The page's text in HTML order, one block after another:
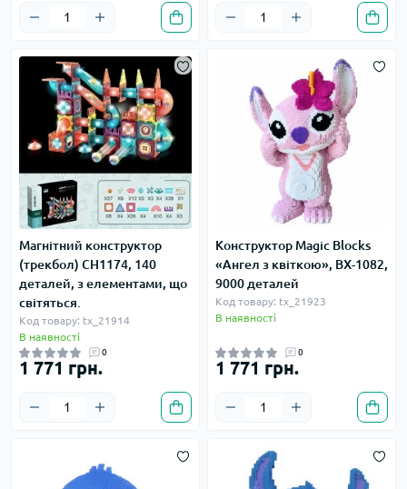
Магнітний конструктор
(трекбол) CH1174, 140
деталей, з елементами, що
світяться.
Код товару: tx_21914
В наявності
0
1 771 грн.
Конструктор Magic Blocks
«Ангел з квіткою», BX-1082,
9000 деталей
Код товару: tx_21923
В наявності
0
1 771 грн.